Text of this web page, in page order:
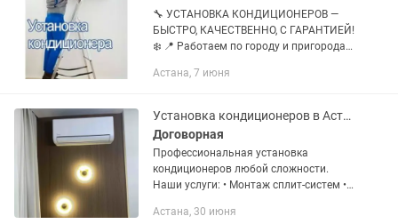
🔧 УСТАНОВКА КОНДИЦИОНЕРОВ —
БЫСТРО, КАЧЕСТВЕННО, С ГАРАНТИЕЙ!
❄️ 📍 Работаем по городу и пригородам
кондиционеров (сплит-систем) –
Астана, 7 июня
Установка кондиционеров в Астане
Договорная
Профессиональная установка
кондиционеров любой сложности.
Наши услуги: • Монтаж сплит-систем •
внутреннего и наружного блока •
Астана, 30 июня